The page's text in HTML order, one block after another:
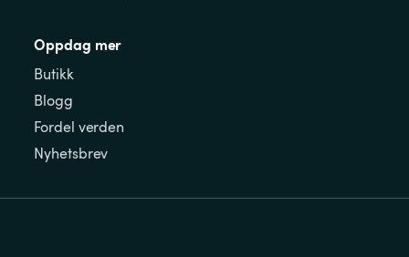
Oppdag mer
Butikk
Blogg
Fordel verden
Nyhetsbrev